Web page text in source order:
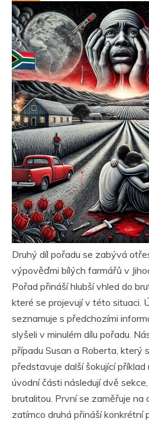
Druhý díl pořadu se zabývá
výpověďmi bílých farmářů v
Pořad přináší hlubší vhled do
které se projevují v této situaci.
seznamuje s předchozími
slyšeli v minulém dílu pořadu.
případu Susan a Roberta, který
představuje další šokující
úvodní části následují dvě
brutalitou. První se zaměřuje na
zatímco druhá přináší konkrétní